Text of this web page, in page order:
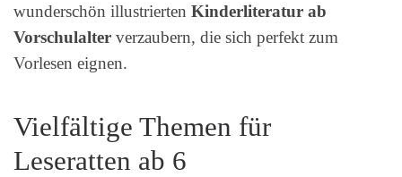
wunderschön illustrierten Kinderliteratur ab
Vorschulalter verzaubern, die sich perfekt zum
Vorlesen eignen.
Vielfältige Themen für
Leseratten ab 6